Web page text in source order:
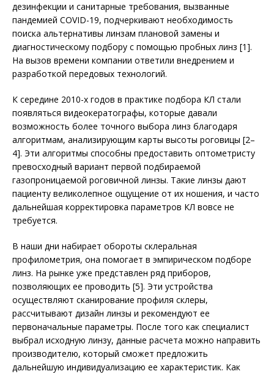
дезинфекции и санитарные требования, вызванные
пандемией COVID-19, подчеркивают необходимость
поиска альтернативы линзам плановой замены и
диагностическому подбору с помощью пробных линз [1].
На вызов времени компании ответили внедрением и
разработкой передовых технологий.
К середине 2010-х годов в прак­тике подбора КЛ стали
появляться видеокератографы, которые давали
возможность более точного выбора линз благодаря
алгоритмам, анализирующим карты высоты роговицы [2–
4]. Эти алгоритмы способны предоставить оптометристу
превосходный вариант первой подбираемой
газопроницае­мой роговичной линзы. Такие линзы дают
пациенту великолепное ощущение от их ношения, и часто
дальнейшая корректировка параметров КЛ вовсе не
требуется.
В наши дни набирает обороты склеральная
профилометрия, она помогает в эмпирическом подборе
линз. На рынке уже представлен ряд приборов,
позволяющих ее проводить [5]. Эти устройства
осуществляют сканирование профиля склеры,
рассчитывают дизайн линзы и рекомендуют ее
первоначальные параметры. После того как специалист
выбрал исходную линзу, данные расчета можно направить
производителю, который сможет предложить
дальнейшую индивидуализацию ее характеристик. Как